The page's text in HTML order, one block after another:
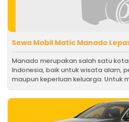
Sewa Mobil Matic Manado
Manado merupakan salah satu
Indonesia, baik untuk wisata alam,
maupun keperluan keluarga. Untuk